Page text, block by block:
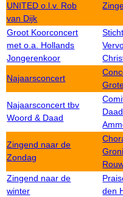
UNITED o.l.v. Rob
van Dijk
Groot Koorconcert
met o.a. Hollands
Jongerenkoor
Najaarsconcert
Najaarsconcert tbv
Woord & Daad
Zingend naar de
Zondag
Zingend naar de
winter
den